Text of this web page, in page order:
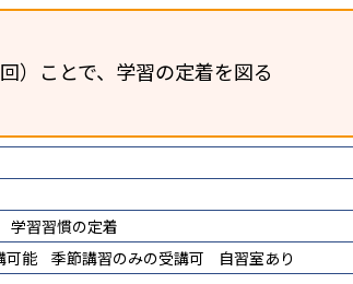
）ことで、学習の定着を図る
学習習慣の定着
可能 季節講習のみの受講可
自習室あり